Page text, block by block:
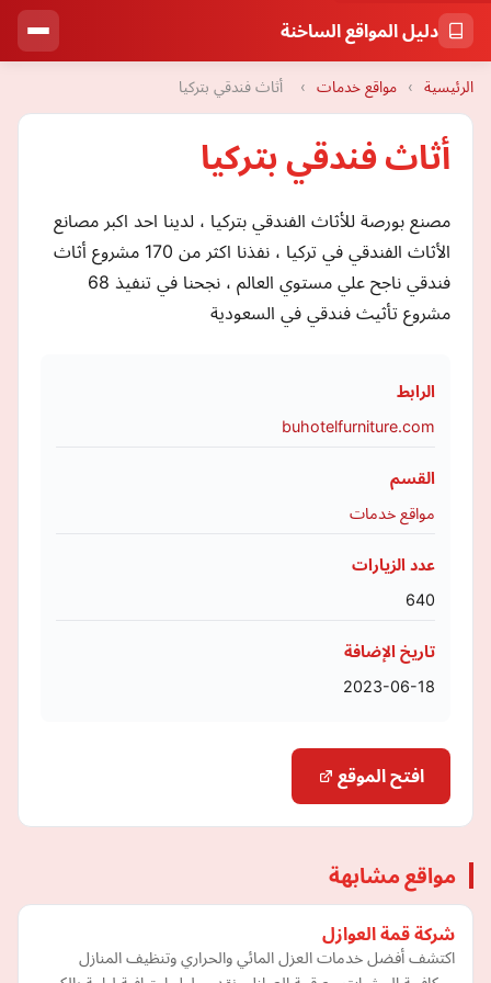
دليل المواقع الساخنة
الرئيسية › مواقع خدمات › أثاث فندقي بتركيا
أثاث فندقي بتركيا
مصنع بورصة للأثاث الفندقي بتركيا ، لدينا احد اكبر مصانع
الأثاث الفندقي في تركيا ، نفذنا اكثر من 170 مشروع أثاث
فندقي ناجح علي مستوي العالم ، نجحنا في تنفيذ 68
مشروع تأثيث فندقي في السعودية
الرابط
buhotelfurniture.com
القسم
مواقع خدمات
عدد الزيارات
640
تاريخ الإضافة
2023-06-18
افتح الموقع
مواقع مشابهة
شركة قمة العوازل
اكتشف أفضل خدمات العزل المائي والحراري وتنظيف المنازل